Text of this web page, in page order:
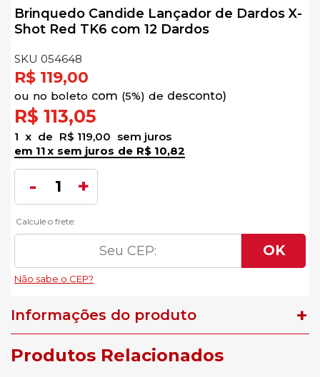
Brinquedo Candide Lançador de Dardos X-
Shot Red TK6 com 12 Dardos
SKU 054648
R$ 119,00
1 x de R$ 119,00 sem juros
11x de R$ 10,82
sem juros
R$ 113,05
de
5%)
no boleto
Informações do produto
Produtos Relacionados